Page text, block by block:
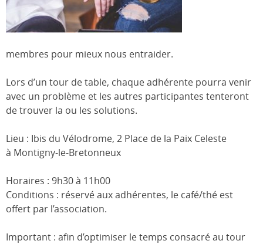
membres pour mieux nous entraider.
Lors d’un tour de table, chaque adhérente pourra venir
avec un problème et les autres participantes tenteront
de trouver la ou les solutions.
Lieu : Ibis du Vélodrome, 2 Place de la Paix Celeste
à Montigny-le-Bretonneux
Horaires : 9h30 à 11h00
Conditions : réservé aux adhérentes, le café/thé est
offert par l’association.
Important : afin d’optimiser le temps consacré au tour